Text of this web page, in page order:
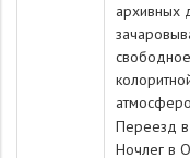
архивных
Переезд в
Ночлег в